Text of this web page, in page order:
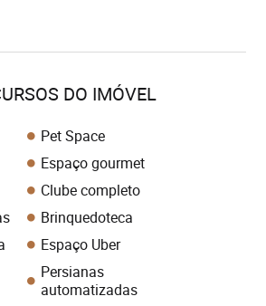
DO IMÓVEL
Pet Space
Espaço gourmet
Clube completo
Brinquedoteca
Espaço Uber
Persianas
automatizadas